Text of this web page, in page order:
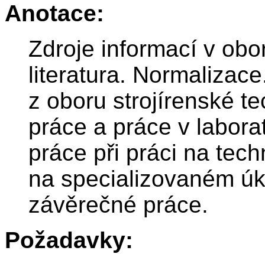
Anotace:
Zdroje informací v
literatura.
z oboru strojírenské
práce a práce v
práce při práci na
na specializovaném
závěrečné práce.
Požadavky: